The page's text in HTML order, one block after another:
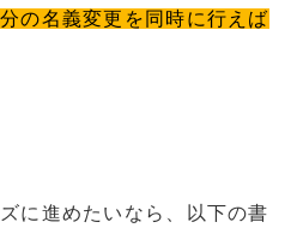
の名義変更を同時に行えば
に進めたいなら、以下の書